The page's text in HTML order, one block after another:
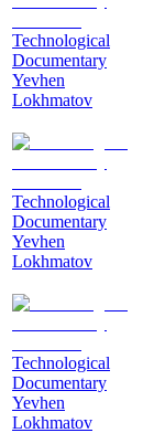
Technological
Documentary
Yevhen
Lokhmatov
Technological
Documentary
Yevhen
Lokhmatov
Technological
Documentary
Yevhen
Lokhmatov